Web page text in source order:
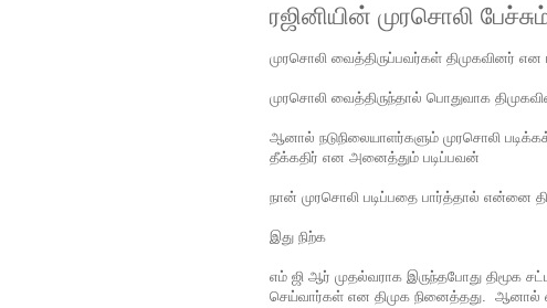
ரஜினியின் முரசொலி
முரசொலி வைத்திருப்பவர்கள் திமுகவினர்
முரசொலி வைத்திருந்தால் பொதுவாக
ஆனால் நடுநிலையாளர்களும் முரசொலி
தீக்கதிர் என அனைத்தும் படிப்பவன்
நான் முரசொலி படிப்பதை பார்த்தால் என்னை
இது நிற்க
எம் ஜி ஆர் முதல்வராக இருந்தபோது திமூக
செய்வார்கள் என திமுக நினைத்தது. ஆனால்